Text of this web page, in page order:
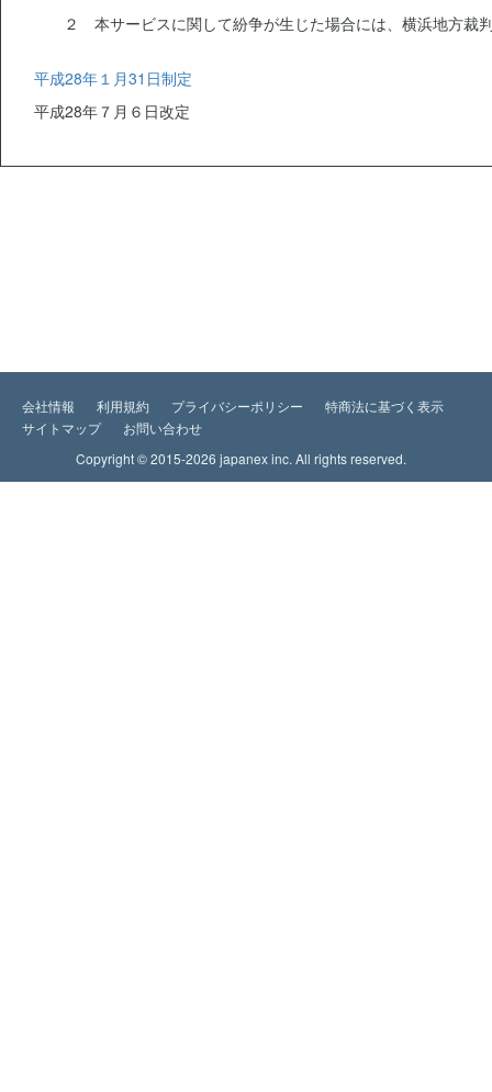
２ 本サービスに関して紛争が生じた場合には、横浜地方裁
平成28年１月31日制定
平成28年７月６日改定
会社情報 利用規約 プライバシーポリシー
特商法に基づく表示
サイトマップ
お問い合わせ
Copyright © 2015-2026 japanex inc. All rights reserved.